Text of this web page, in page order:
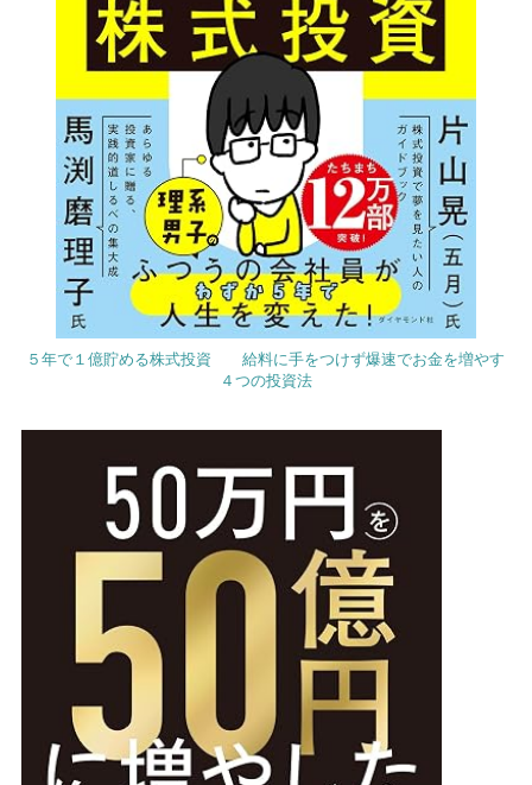
５年で１億貯める株式投資 給料に手をつけず爆速でお金を増やす
４つの投資法